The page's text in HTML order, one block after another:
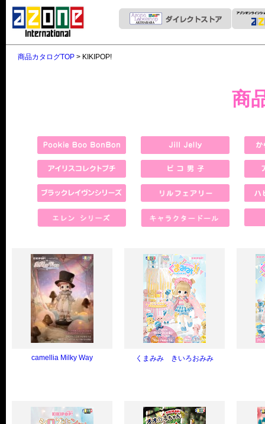
商品カタログTOP > KIKIPOP!
商
camellia Milky Way くまみみ きいろおみみ